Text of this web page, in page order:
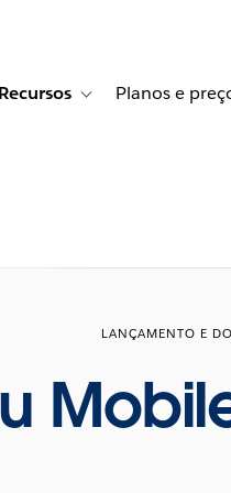
Histórias de clientes
sub-navigation for Soluções
Recursos Toggle sub-navigation
Planos e
LANÇAMENTO E